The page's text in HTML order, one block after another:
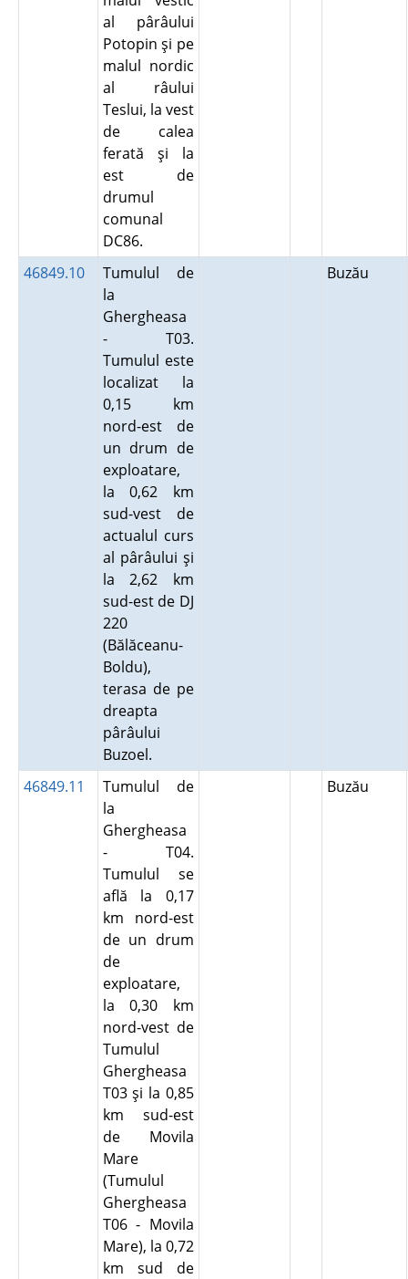
al pârâului
Potopin şi pe
malul nordic
al râului
Teslui, la vest
de calea
ferată şi la
est de
drumul
comunal
DC86.
46849.10
Tumulul de
la
Ghergheasa
- T03.
Tumulul este
localizat la
0,15 km
nord-est de
un drum de
exploatare,
la 0,62 km
sud-vest de
actualul curs
al pârâului şi
la 2,62 km
sud-est de DJ
220
(Bălăceanu-
Boldu),
terasa de pe
dreapta
pârâului
Buzoel.
Buzău
46849.11
Tumulul de
la
Ghergheasa
- T04.
Tumulul se
află la 0,17
km nord-est
de un drum
de
exploatare,
la 0,30 km
nord-vest de
Tumulul
Ghergheasa
T03 şi la 0,85
km sud-est
de Movila
Mare
(Tumulul
Ghergheasa
T06 - Movila
Mare), la 0,72
km sud de
Buzău